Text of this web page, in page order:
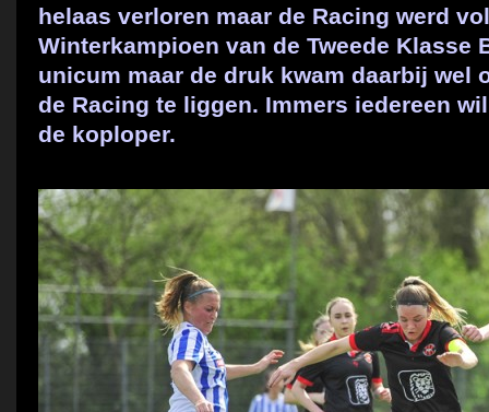
helaas verloren maar de Racing werd
Winterkampioen van de Tweede Klasse
unicum maar de druk kwam daarbij wel
de Racing te liggen. Immers iedereen
de koploper.